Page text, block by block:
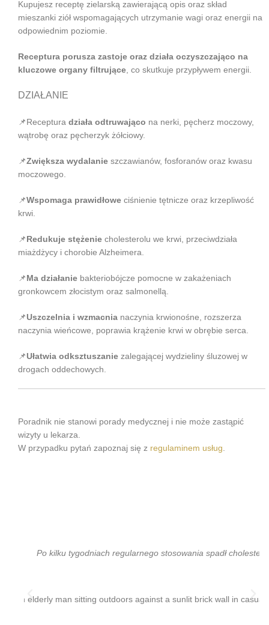
Kupujesz receptę zielarską zawierającą opis oraz skład
mieszanki ziół wspomagających utrzymanie wagi oraz energii na
odpowiednim poziomie.
Receptura porusza zastoje oraz działa oczyszczająco na
kluczowe organy filtrujące , co skutkuje przypływem energii.
DZIAŁANIE
📌Receptura działa odtruwająco na nerki, pęcherz moczowy,
wątrobę oraz pęcherzyk żółciowy.
📌Zwiększa wydalanie szczawianów, fosforanów oraz kwasu
moczowego.
📌Wspomaga prawidłowe ciśnienie tętnicze oraz krzepliwość
krwi.
📌Redukuje stężenie cholesterolu we krwi, przeciwdziała
miażdżycy i chorobie Alzheimera.
📌Ma działanie bakteriobójcze pomocne w zakażeniach
gronkowcem złocistym oraz salmonellą.
📌Uszczelnia i wzmacnia naczynia krwionośne, rozszerza
naczynia wieńcowe, poprawia krążenie krwi w obrębie serca.
📌Ułatwia odksztuszanie zalegającej wydzieliny śluzowej w
drogach oddechowych.
Poradnik nie stanowi porady medycznej i nie może zastąpić
wizyty u lekarza.
W przypadku pytań zapoznaj się z regulaminem usług
Po kilku tygodniach regularnego stosowania spadł